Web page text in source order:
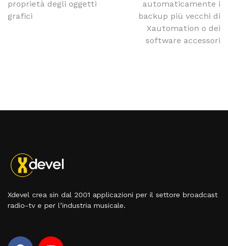
proprietà degli oggetti
grafici
automaticamente i
backup più vecchi di
Xautomation o dei
software accessori
Xdevel crea sin dal 2001 applicazioni per il settore broadcast
radio-tv e per l’industria musicale.